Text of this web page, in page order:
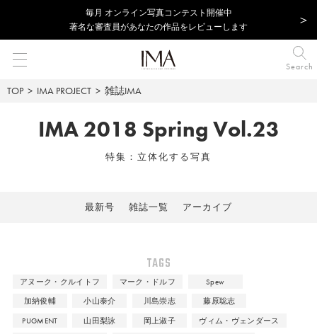
毎⽉ オンライン写真コンテスト開催中
著名な審査員があなたの作品をレビューします
Search
TOP IMA PROJECT 雑誌IMA
IMA 2018 Spring Vol.23
特集：立体化する写真
最新号 雑誌一覧 アーカイブ
TAGS
アヌーク・クルイトフ マーク・ドルフ
Spew
加納俊輔
小山泰介 川島崇志
藤原聡志
PUGMENT
山田梨詠 岡上淑子
ヴィム・ヴェンダース